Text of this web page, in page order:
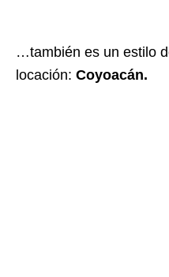
…también es un estilo
locación: Coyoacán.